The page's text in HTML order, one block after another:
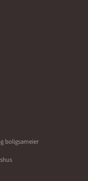
boligsameier